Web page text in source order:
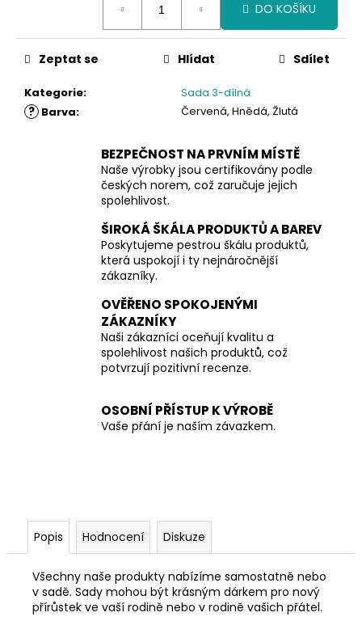
DO KOŠÍKU
Kategorie: Sada 3-dílná
? Barva: Červená, Hnědá, Žlutá
Zeptat se Hlídat Sdílet
BEZPEČNOST NA PRVNÍM MÍSTĚ
Naše výrobky jsou certifikovány podle
českých norem, což zaručuje jejich
spolehlivost.
ŠIROKÁ ŠKÁLA PRODUKTŮ A BAREV
Poskytujeme pestrou škálu produktů,
která uspokojí i ty nejnáročnější
zákazníky.
OVĚŘENO SPOKOJENÝMI
ZÁKAZNÍKY
Naši zákazníci oceňují kvalitu a
spolehlivost našich produktů, což
potvrzují pozitivní recenze.
OSOBNÍ PŘÍSTUP K VÝROBĚ
Vaše přání je naším závazkem.
Popis Hodnocení Diskuze
Všechny naše produkty nabízíme samostatně nebo
v sadě. Sady mohou být krásným dárkem pro nový
přírůstek ve vaší rodině nebo v rodině vašich přátel.